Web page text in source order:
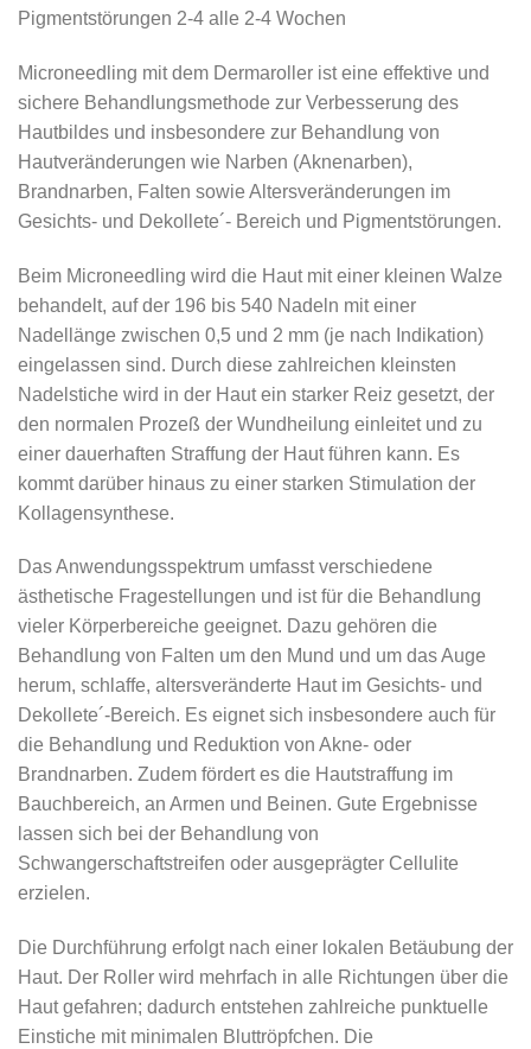
Pigmentstörungen 2-4 alle 2-4 Wochen
Microneedling mit dem Dermaroller ist eine effektive und
sichere Behandlungsmethode zur Verbesserung des
Hautbildes und insbesondere zur Behandlung von
Hautveränderungen wie Narben (Aknenarben),
Brandnarben, Falten sowie Altersveränderungen im
Gesichts- und Dekollete´- Bereich und Pigmentstörungen.
Beim Microneedling wird die Haut mit einer kleinen Walze
behandelt, auf der 196 bis 540 Nadeln mit einer
Nadellänge zwischen 0,5 und 2 mm (je nach Indikation)
eingelassen sind. Durch diese zahlreichen kleinsten
Nadelstiche wird in der Haut ein starker Reiz gesetzt, der
den normalen Prozeß der Wundheilung einleitet und zu
einer dauerhaften Straffung der Haut führen kann. Es
kommt darüber hinaus zu einer starken Stimulation der
Kollagensynthese.
Das Anwendungsspektrum umfasst verschiedene
ästhetische Fragestellungen und ist für die Behandlung
vieler Körperbereiche geeignet. Dazu gehören die
Behandlung von Falten um den Mund und um das Auge
herum, schlaffe, altersveränderte Haut im Gesichts- und
Dekollete´-Bereich. Es eignet sich insbesondere auch für
die Behandlung und Reduktion von Akne- oder
Brandnarben. Zudem fördert es die Hautstraffung im
Bauchbereich, an Armen und Beinen. Gute Ergebnisse
lassen sich bei der Behandlung von
Schwangerschaftstreifen oder ausgeprägter Cellulite
erzielen.
Die Durchführung erfolgt nach einer lokalen Betäubung der
Haut. Der Roller wird mehrfach in alle Richtungen über die
Haut gefahren; dadurch entstehen zahlreiche punktuelle
Einstiche mit minimalen Bluttröpfchen. Die